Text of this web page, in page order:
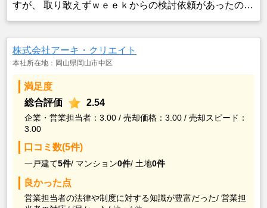
すが、 取り敢えずｗｅｅｋからの検討依頼があったの
株式会社アーキ・クリエイト
本社所在地：岡山県岡山市中区
満足度
総合評価
2.54
企業・営業担当者：3.00 / 売却価格：3.00 / 売却スピード：
3.00
口コミ数(5件)
一戸建て5件/ マンション0件/ 土地0件
良かった点
営業担当者の法律や制度に対する知識が豊富だった/ 営業担